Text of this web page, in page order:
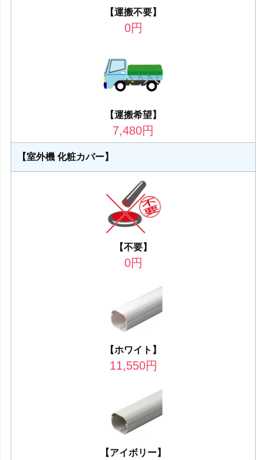
【運搬不要】
0円
【運搬希望】
7,480円
【室外機 化粧カバー】
【不要】
0円
【ホワイト】
11,550円
【アイボリー】